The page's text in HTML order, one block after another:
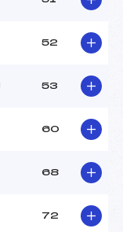
52
53
60
68
72